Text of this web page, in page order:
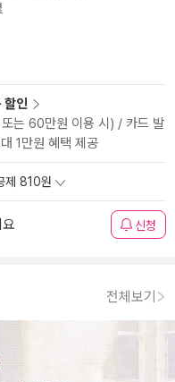
할인
는 60만원 이용 시) / 카드 발
1만원 혜택 제공
제 810원
요 신청
전체보기